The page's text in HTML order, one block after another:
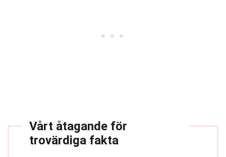
Vårt åtagande för
trovärdiga fakta